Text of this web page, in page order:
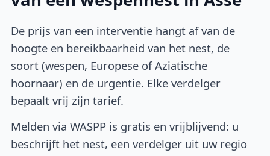
De prijs van een interventie hangt af van de
hoogte en bereikbaarheid van het nest, de
soort (wespen, Europese of Aziatische
hoornaar) en de urgentie. Elke verdelger
bepaalt vrij zijn tarief.
Melden via WASPP is gratis en vrijblijvend: u
beschrijft het nest, een verdelger uit uw regio